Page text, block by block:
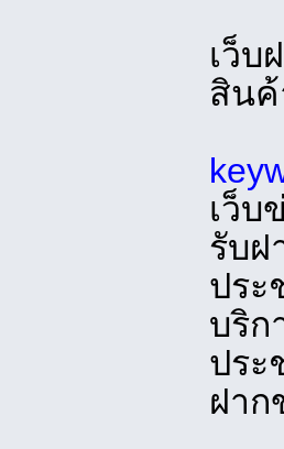
เว็บ
สินค้
เว็บ
รับฝ
ประ
บริก
ปร
ฝาก